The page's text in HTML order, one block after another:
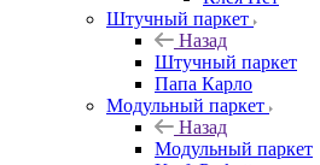
Штучный паркет
Назад
Штучный паркет
Папа Карло
Модульный паркет
Назад
Модульный паркет